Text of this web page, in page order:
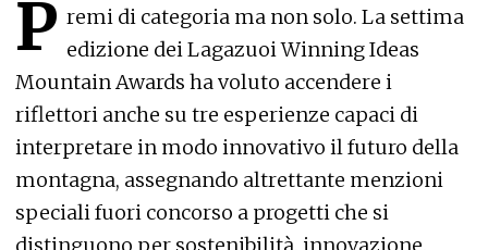
P remi di categoria ma non solo. La settima
edizione dei Lagazuoi Winning Ideas
Mountain Awards ha voluto accendere i
riflettori anche su tre esperienze capaci di
interpretare in modo innovativo il futuro della
montagna, assegnando altrettante menzioni
speciali fuori concorso a progetti che si
distinguono per sostenibilità, innovazione,